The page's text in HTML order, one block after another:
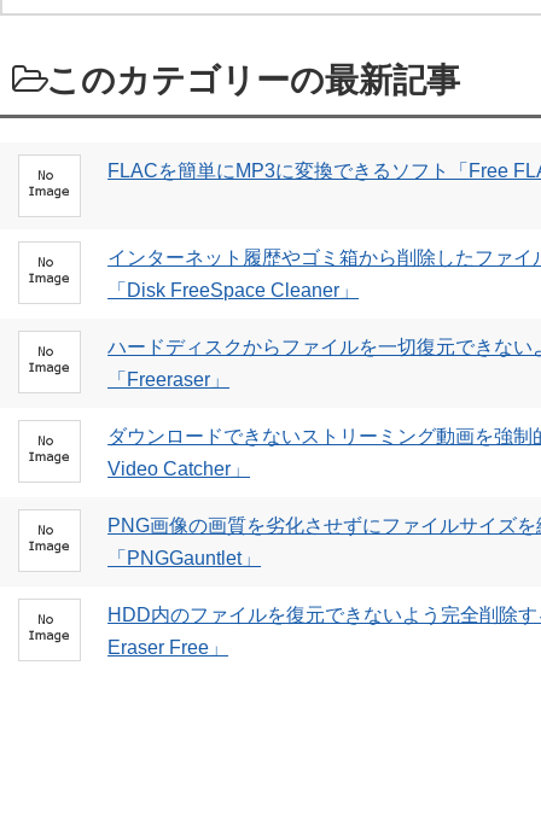
このカテゴリーの最新記事
FLACを簡単にMP3に変換できるソフト「Free
インターネット履歴やゴミ箱から削除したファ
「Disk FreeSpace Cleaner」
ハードディスクからファイルを一切復元できない
「Freeraser」
ダウンロードできないストリーミング動画を強
Video Catcher」
PNG画像の画質を劣化させずにファイルサイズ
「PNGGauntlet」
HDD内のファイルを復元できないよう完全削除
Eraser Free」